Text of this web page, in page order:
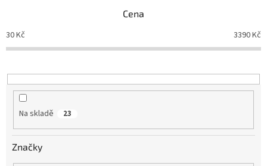
o
d
k
t
Cena
30Kč 3390Kč
Na skladě 23
Značky